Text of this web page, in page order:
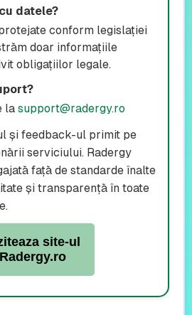
datele?
conform legislației
doar informațiile
obligațiilor legale.
la support@radergy.ro
și feedback-ul primit pe
serviciului. Radergy
față de standarde înalte
și transparență în toate
site-ul
Radergy.ro